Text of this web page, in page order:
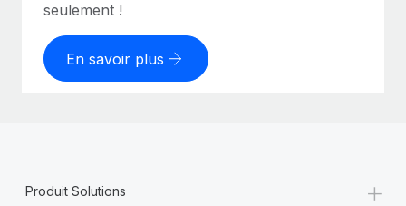
seulement !
En savoir plus
Produit Solutions +